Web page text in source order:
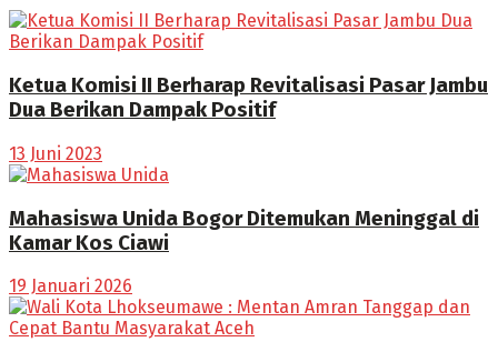
Ketua Komisi II Berharap Revitalisasi Pasar Jambu
Dua Berikan Dampak Positif
13 Juni 2023
Mahasiswa Unida Bogor Ditemukan Meninggal di
Kamar Kos Ciawi
19 Januari 2026